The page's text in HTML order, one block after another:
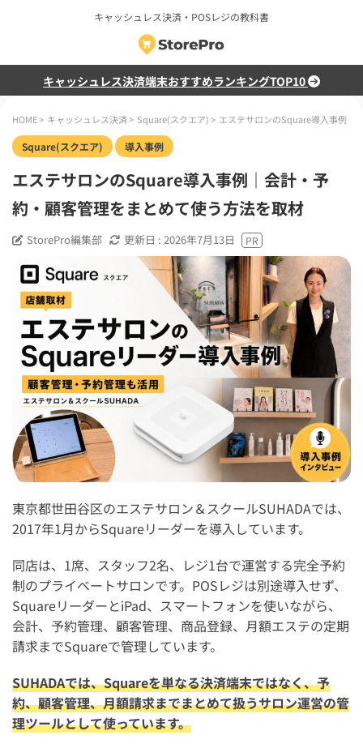
キャッシュレス決済・POSレジの教科書
キャッシュレス決済端末おすすめランキングTOP10
HOME> キャッシュレス決済> Square(スクエア)> エステサロンのSquare導入事例｜
Square(スクエア) 導入事例
エステサロンのSquare導入事例｜会計・予
約・顧客管理をまとめて使う方法を取材
StorePro編集部 更新日 : 2026年7月13日
東京都世田谷区のエステサロン＆スクールSUHADAでは、
2017年1月からSquareリーダーを導入しています。
同店は、1席、スタッフ2名、レジ1台で運営する完全予約
制のプライベートサロンです。POSレジは別途導入せず、
SquareリーダーとiPad、スマートフォンを使いながら、
会計、予約管理、顧客管理、商品登録、月額エステの定期
請求までSquareで管理しています。
SUHADAでは、Squareを単なる決済端末ではなく、予
約、顧客管理、月額請求までまとめて扱うサロン運営の管
理ツールとして使っています。